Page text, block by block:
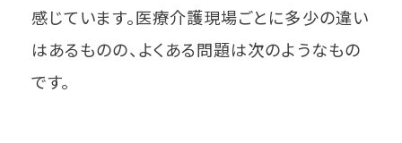
感じています。医療介護現場ごとに多少の違い
はあるものの、よくある問題は次のようなもの
です。